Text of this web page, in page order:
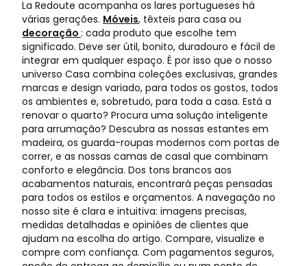
La Redoute acompanha os lares portugueses há
várias gerações. Móveis, têxteis para casa ou
decoração : cada produto que escolhe tem
significado. Deve ser útil, bonito, duradouro e fácil de
integrar em qualquer espaço. É por isso que o nosso
universo Casa combina coleções exclusivas, grandes
marcas e design variado, para todos os gostos, todos
os ambientes e, sobretudo, para toda a casa. Está a
renovar o quarto? Procura uma solução inteligente
para arrumação? Descubra as nossas estantes em
madeira, os guarda-roupas modernos com portas de
correr, e as nossas camas de casal que combinam
conforto e elegância. Dos tons brancos aos
acabamentos naturais, encontrará peças pensadas
para todos os estilos e orçamentos. A navegação no
nosso site é clara e intuitiva: imagens precisas,
medidas detalhadas e opiniões de clientes que
ajudam na escolha do artigo. Compare, visualize e
compre com confiança. Com pagamentos seguros,